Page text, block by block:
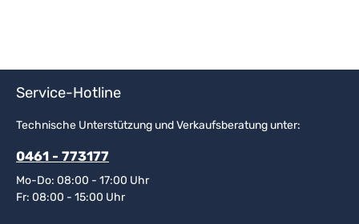
Service-Hotline
Technische Unterstützung und Verkaufsberatung unter:
0461 - 773177
Mo-Do: 08:00 - 17:00 Uhr
Fr: 08:00 - 15:00 Uhr